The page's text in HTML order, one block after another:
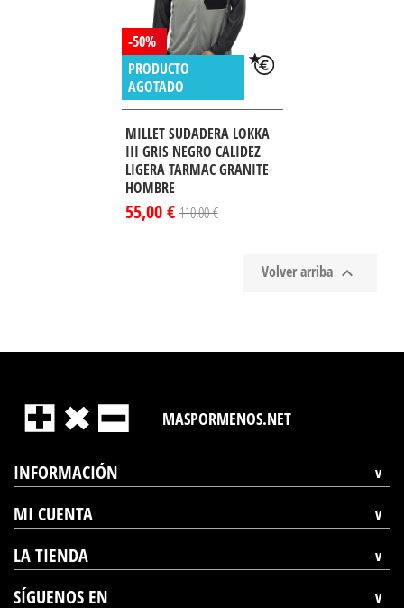
-50%
PRODUCTO
AGOTADO
MILLET SUDADERA LOKKA
III GRIS NEGRO CALIDEZ
LIGERA TARMAC GRANITE
HOMBRE
55,00 €110,00 €
Volver arriba 
MASPORMENOS.NET
INFORMACIÓN
MI CUENTA
LA TIENDA
SÍGUENOS EN